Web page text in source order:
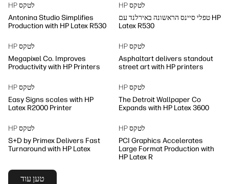
HP לטקס
Antonina Studio Simplifies
Production with HP Latex R530
HP לטקס
טפלי סיינס הראשונה באירלנד עם HP
Latex R530
HP לטקס
Megapixel Co. Improves
Productivity with HP Printers
HP לטקס
Asphaltart delivers standout
street art with HP printers
HP לטקס
Easy Signs scales with HP
Latex R2000 Printer
HP לטקס
The Detroit Wallpaper Co
Expands with HP Latex 3600
HP לטקס
S+D by Primex Delivers Fast
Turnaround with HP Latex
HP לטקס
PCI Graphics Accelerates
Large Format Production with
HP Latex R
טען עוד